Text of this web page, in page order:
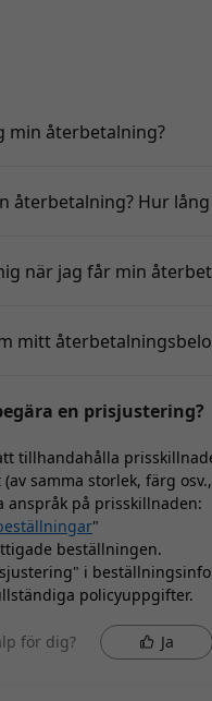
min återbetalning?
återbetalning? Hur
när jag får min
mitt
en prisjustering?
tillhandahålla
samma storlek, färg
anspråk på prisskillnaden:
"
beställningen.
i
policyuppgifter.
för dig? Ja